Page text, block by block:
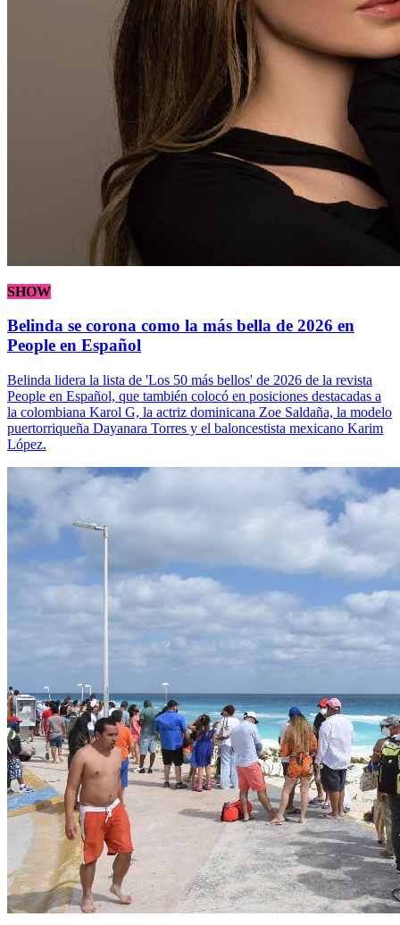
SHOW
Belinda se corona como la más bella de 2026 en
People en Español
Belinda lidera la lista de 'Los 50 más bellos' de 2026 de la revista
People en Español, que también colocó en posiciones destacadas a
la colombiana Karol G, la actriz dominicana Zoe Saldaña, la modelo
puertorriqueña Dayanara Torres y el baloncestista mexicano Karim
López.